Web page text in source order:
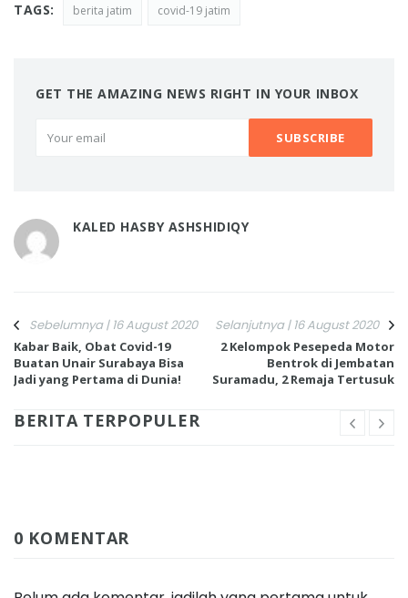
TAGS: berita jatim covid-19 jatim
GET THE AMAZING NEWS RIGHT IN YOUR INBOX
KALED HASBY ASHSHIDIQY
Sebelumnya | 16 August 2020
Kabar Baik, Obat Covid-19
Buatan Unair Surabaya Bisa
Jadi yang Pertama di Dunia!
Selanjutnya | 16 August 2020
2 Kelompok Pesepeda Motor
Bentrok di Jembatan
Suramadu, 2 Remaja Tertusuk
BERITA TERPOPULER
0 KOMENTAR